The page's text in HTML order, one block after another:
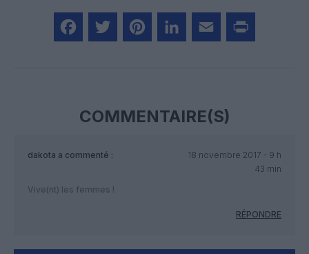
COMMENTAIRE(S)
dakota a commenté :
18 novembre 2017 - 9 h
43 min
Vive(nt) les femmes !
RÉPONDRE